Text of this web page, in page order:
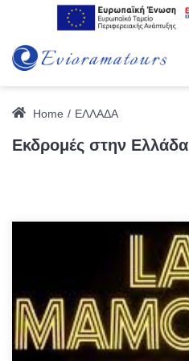
Home ΕΛΛΑΔΑ
Εκδρομές στην Ελλάδα